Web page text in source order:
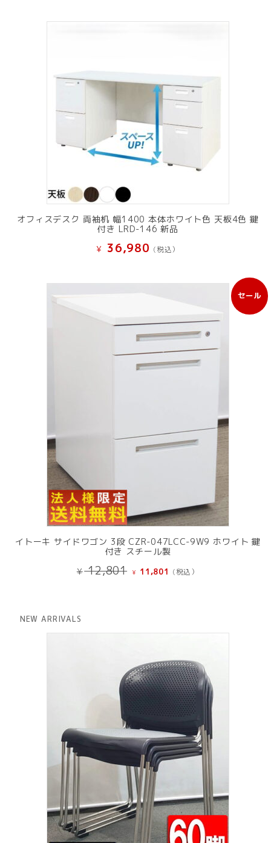
オフィスデスク 両袖机 幅1400 本体ホワイト色 天板4色 鍵
付き LRD-146 新品
¥ 36,980 (税込）
セール
販
売
イトーキ サイドワゴン 3段 CZR-047LCC-9W9 ホワイト 鍵
付き スチール製
¥12,801 元
た。
¥ 11,801 現
す。
(税込）
NEW ARRIVALS